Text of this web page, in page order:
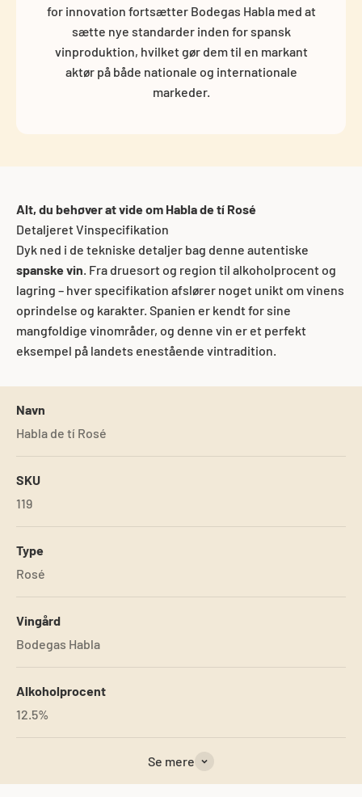
for innovation fortsætter Bodegas Habla med at
sætte nye standarder inden for spansk
vinproduktion, hvilket gør dem til en markant
aktør på både nationale og internationale
markeder.
Alt, du behøver at vide om Habla de tí Rosé
Detaljeret Vinspecifikation
Dyk ned i de tekniske detaljer bag denne autentiske
spanske vin. Fra druesort og region til alkoholprocent og
lagring – hver specifikation afslører noget unikt om vinens
oprindelse og karakter. Spanien er kendt for sine
mangfoldige vinområder, og denne vin er et perfekt
eksempel på landets enestående vintradition.
Navn
Habla de tí Rosé
SKU
119
Type
Rosé
Vingård
Bodegas Habla
Alkoholprocent
12.5%
Se mere